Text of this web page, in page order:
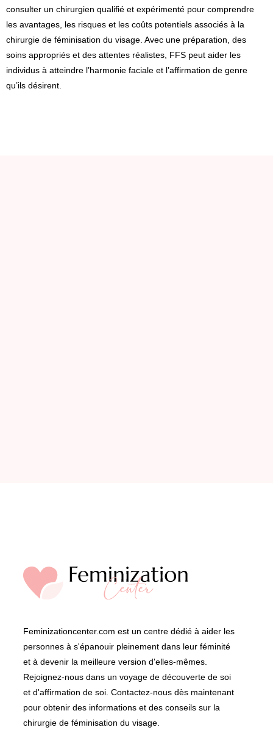
consulter un chirurgien qualifié et expérimenté pour comprendre
les avantages, les risques et les coûts potentiels associés à la
chirurgie de féminisation du visage. Avec une préparation, des
soins appropriés et des attentes réalistes, FFS peut aider les
individus à atteindre l’harmonie faciale et l’affirmation de genre
qu’ils désirent.
Feminizationcenter.com est un centre dédié à aider les
personnes à s'épanouir pleinement dans leur féminité
et à devenir la meilleure version d'elles-mêmes.
Rejoignez-nous dans un voyage de découverte de soi
et d'affirmation de soi. Contactez-nous dès maintenant
pour obtenir des informations et des conseils sur la
chirurgie de féminisation du visage.